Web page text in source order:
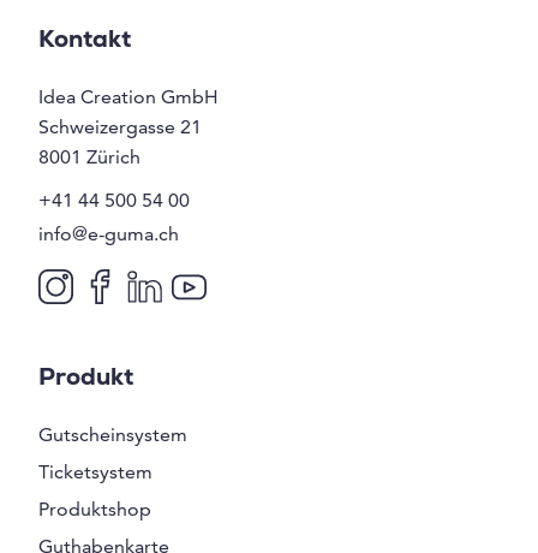
Kontakt
Idea Creation GmbH
Schweizergasse 21
8001 Zürich
+41 44 500 54 00
info@e-guma.ch
Produkt
Gutscheinsystem
Ticketsystem
Produktshop
Guthabenkarte